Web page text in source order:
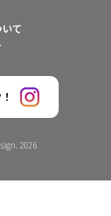
て
2026